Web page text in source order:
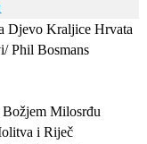
Djevo Kraljice Hrvata
Phil Bosmans
Milosrđu
i Riječ